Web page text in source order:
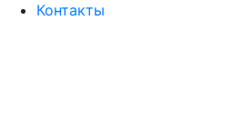
Контакты